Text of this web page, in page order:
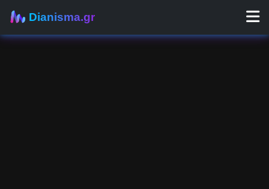
Dianisma.gr